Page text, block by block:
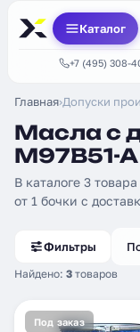
Каталог
+7 (495) 308-
Главная›Допуски
Масла с
M97B51-
В каталоге 3
от 1 бочки с
Фильтры
Найдено: 3 товаров
Под заказ